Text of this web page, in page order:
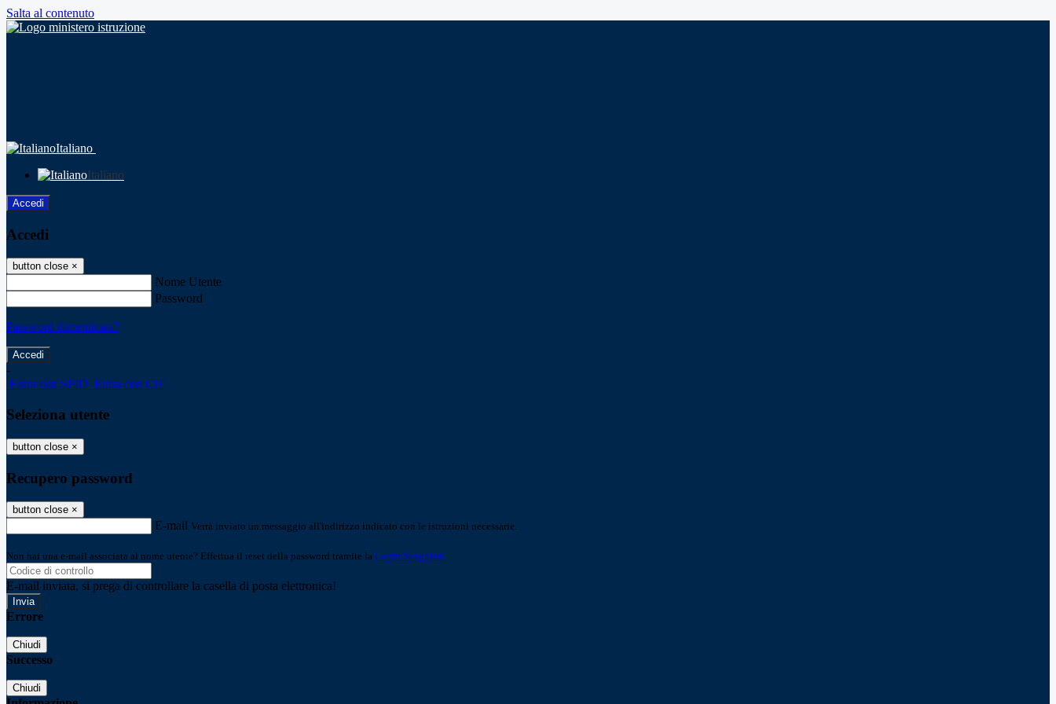
Salta al contenuto
Italiano
Italiano
Accedi
Accedi
button close ×
Nome Utente
Password
Password dimenticata?
-
Entra con SPID Entra con CIE
Seleziona utente
button close ×
Recupero password
button close ×
E-mail Verrà inviato un messaggio all'indirizzo indicato con le istruzioni necessarie.
Non hai una e-mail associata al nome utente? Effettua il reset della password tramite la Login Spaggiari
E-mail inviata, si prega di controllare la casella di posta elettronica!
Errore
Chiudi
Successo
Chiudi